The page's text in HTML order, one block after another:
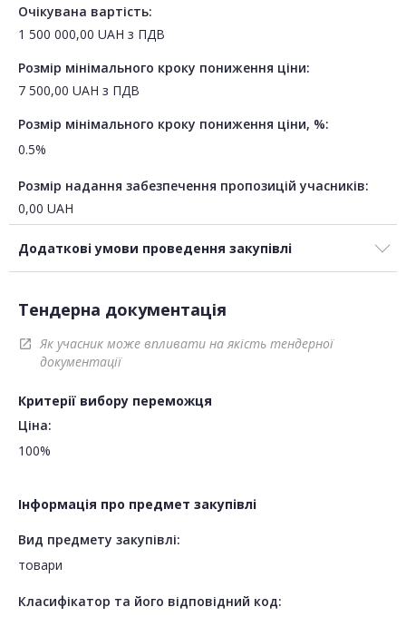
Очікувана вартість:
1 500 000,00 UAH з ПДВ
Розмір мінімального кроку пониження ціни:
7 500,00 UAH з ПДВ
Розмір мінімального кроку пониження ціни, %:
0.5%
Розмір надання забезпечення пропозицій учасників:
0,00 UAH
Додаткові умови проведення закупівлі
Тендерна документація
open_in_new
Як учасник може впливати на якість тендерної
документації
Критерії вибору переможця
Ціна:
100%
Інформація про предмет закупівлі
Вид предмету закупівлі:
товари
Класифікатор та його відповідний код: